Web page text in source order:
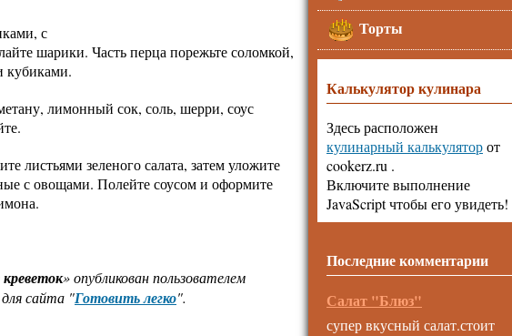
с
шарики. Часть перца порежьте соломкой,
кубиками.
лимонный сок, соль, шерри, соус
листьями зеленого салата, затем уложите
с овощами. Полейте соусом и оформите
» опубликован пользователем
для сайта "Готовить легко".
Торты
Калькулятор кулинара
Здесь расположен
кулинарный калькуляторот
cookerz.ru .
Включите выполнение
JavaScript чтобы его увидеть!
Последние комментарии
Салат "Блюз"
супер вкусный салат.стоит